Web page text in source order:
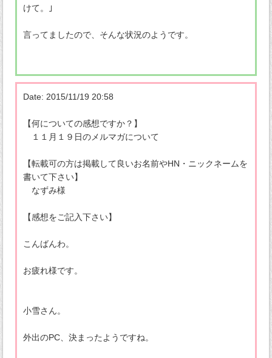
けて。｣
言ってましたので、そんな状況のようです。
Date: 2015/11/19 20:58
【何についての感想ですか？】
１１月１９日のメルマガについて
【転載可の方は掲載して良いお名前やHN・ニックネームを
書いて下さい】
なずみ様
【感想をご記入下さい】
こんばんわ。
お疲れ様です。
小雪さん。
外出のPC、決まったようですね。